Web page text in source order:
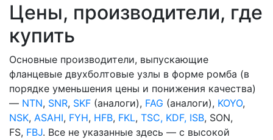
Цены, производители, где
купить
Основные производители, выпускающие
фланцевые двухболтовые узлы в форме ромба (в
порядке уменьшения цены и понижения качества)
— NTN, SNR, SKF (аналоги), FAG (аналоги), KOYO,
NSK, ASAHI, FYH, HFB, FKL, TSC, KDF, ISB, SON,
FS, FBJ. Все не указанные здесь — с высокой